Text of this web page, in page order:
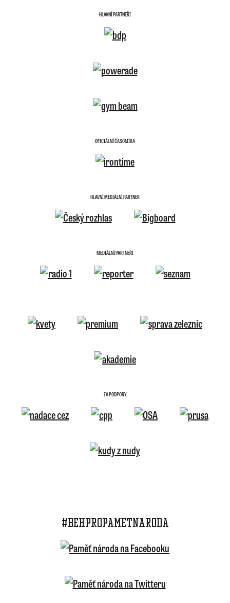
HLAVNÍ PARTNEŘI
OFICIÁLNÍ ČASOMÍRA
HLAVNÍ MEDIÁLNÍ PARTNER
MEDIÁLNÍ PARTNEŘI
ZA PODPORY
#BEHPROPAMETNARODA